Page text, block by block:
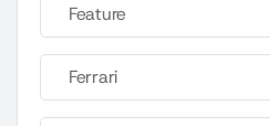
Feature
Ferrari